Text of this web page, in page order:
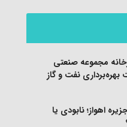
مجموعه صنعتی
شرکت بهره‌برداری نفت و گاز
اهواز؛ نابودی یا